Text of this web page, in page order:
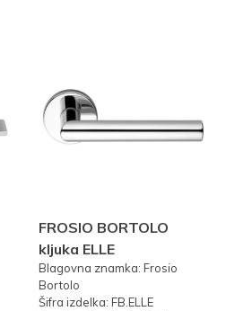
FROSIO BORTOLO
kljuka ELLE
Blagovna znamka: Frosio
Bortolo
Šifra izdelka: FB.ELLE